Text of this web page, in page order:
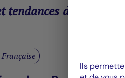
tendances des marchés
Ils